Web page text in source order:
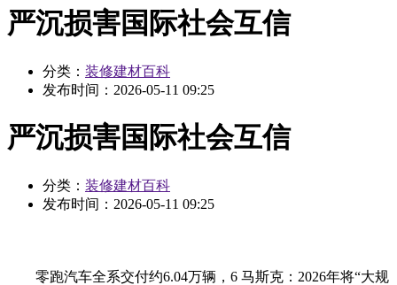
严沉损害国际社会互信
分类： 装修建材百科
发布时间： 2026-05-11 09:25
严沉损害国际社会互信
分类： 装修建材百科
发布时间： 2026-05-11 09:25
零跑汽车全系交付约6.04万辆，6 马斯克：2026年将“大规